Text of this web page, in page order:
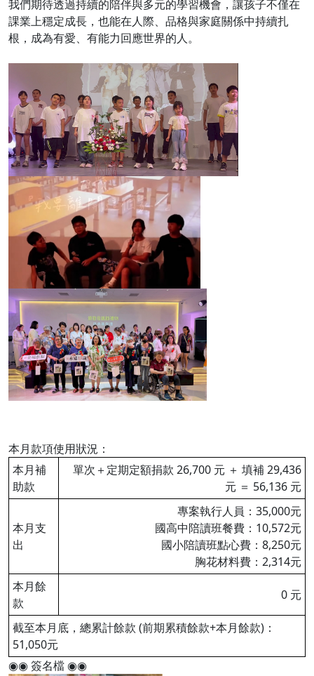
我們期待透過持續的陪伴與多元的學習機會，讓孩子不僅在
課業上穩定成長，也能在人際、品格與家庭關係中持續扎
根，成為有愛、有能力回應世界的人。
本月款項使用狀況：
本月補
助款
單次＋定期定額捐款 26,700 元 ＋ 填補 29,436
元 ＝ 56,136 元
本月支
出
專案執行人員：35,000元
國高中陪讀班餐費：10,572元
國小陪讀班點心費：8,250元
胸花材料費：2,314元
本月餘
款
0 元
截至本月底，總累計餘款 (前期累積餘款+本月餘款)：
51,050元
◉◉ 簽名檔 ◉◉